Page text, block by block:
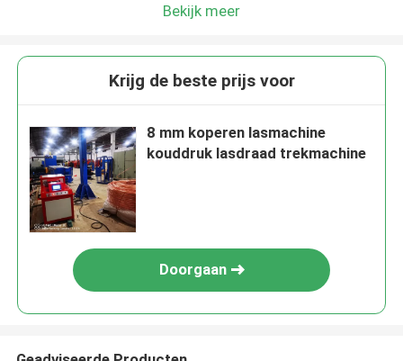
Bekijk meer
Krijg de beste prijs voor
8 mm koperen lasmachine
kouddruk lasdraad trekmachine
Doorgaan